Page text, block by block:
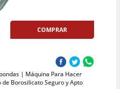
COMPRAR
| Máquina Para Hacer
Borosilicato Seguro y Apto